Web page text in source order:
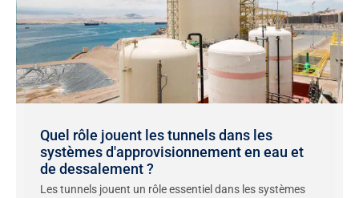
Quel rôle jouent les tunnels dans les
systèmes d'approvisionnement en eau et
de dessalement ?
Les tunnels jouent un rôle essentiel dans les systèmes